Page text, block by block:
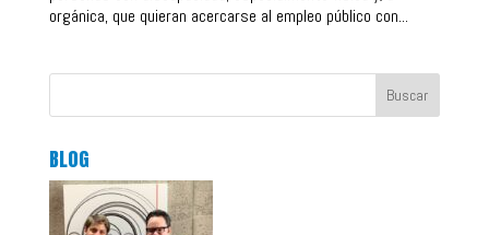
orgánica, que quieran acercarse al empleo público con...
Buscar
BLOG